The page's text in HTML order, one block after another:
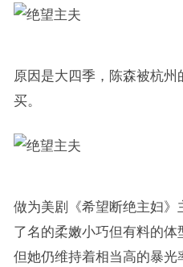
原因是大四季，陈森被杭
买。
做为美剧《希望断绝主妇》
了名的柔嫩小巧但有料的体
但她仍维持着相当高的暴